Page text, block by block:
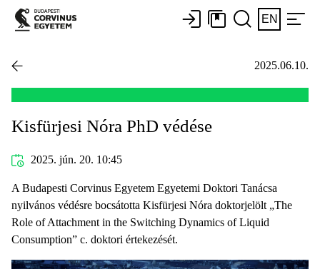
EN
2025.06.10.
Kisfürjesi Nóra PhD védése
2025. jún. 20. 10:45
A Budapesti Corvinus Egyetem Egyetemi Doktori Tanácsa
nyilvános védésre bocsátotta Kisfürjesi Nóra doktorjelölt „The
Role of Attachment in the Switching Dynamics of Liquid
Consumption” c. doktori értekezését.